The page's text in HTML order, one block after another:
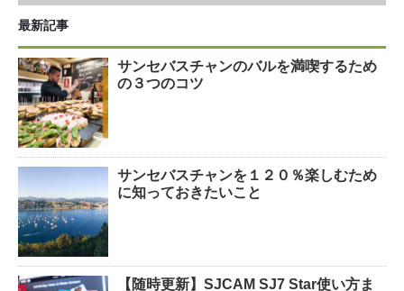
最新記事
サンセバスチャンのバルを満喫するため
の３つのコツ
サンセバスチャンを１２０％楽しむため
に知っておきたいこと
【随時更新】SJCAM SJ7 Star使い方ま